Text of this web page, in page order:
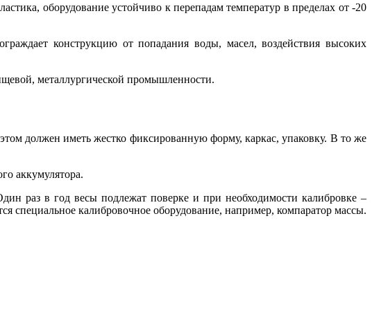
оборудование устойчиво к перепадам температур в пределах от -20
конструкцию от попадания воды, масел, воздействия высоких
металлургической промышленности.
должен иметь жестко фиксированную форму, каркас, упаковку. В то же
аккумулятора.
раз в год весы подлежат поверке и при необходимости калибровке –
специальное калибровочное оборудование, например, компаратор массы.